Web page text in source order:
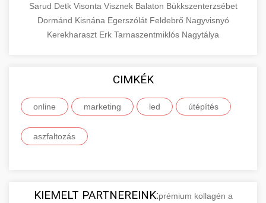
Sarud Detk Visonta Visznek Balaton Bükkszenterzsébet
Dormánd Kisnána Egerszólát Feldebrő Nagyvisnyó
Kerekharaszt Erk Tarnaszentmiklós Nagytálya
CIMKÉK
online marketing led útépítés
aszfaltozás
KIEMELT PARTNEREINK:prémium kollagén a